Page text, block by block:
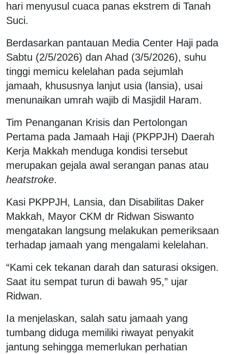
hari menyusul cuaca panas ekstrem di Tanah
Suci.
Berdasarkan pantauan Media Center Haji pada
Sabtu (2/5/2026) dan Ahad (3/5/2026), suhu
tinggi memicu kelelahan pada sejumlah
jamaah, khususnya lanjut usia (lansia), usai
menunaikan umrah wajib di Masjidil Haram.
Tim Penanganan Krisis dan Pertolongan
Pertama pada Jamaah Haji (PKPPJH) Daerah
Kerja Makkah menduga kondisi tersebut
merupakan gejala awal serangan panas atau
heatstroke.
Kasi PKPPJH, Lansia, dan Disabilitas Daker
Makkah, Mayor CKM dr Ridwan Siswanto
mengatakan langsung melakukan pemeriksaan
terhadap jamaah yang mengalami kelelahan.
“Kami cek tekanan darah dan saturasi oksigen.
Saat itu sempat turun di bawah 95,” ujar
Ridwan.
Ia menjelaskan, salah satu jamaah yang
tumbang diduga memiliki riwayat penyakit
jantung sehingga memerlukan perhatian